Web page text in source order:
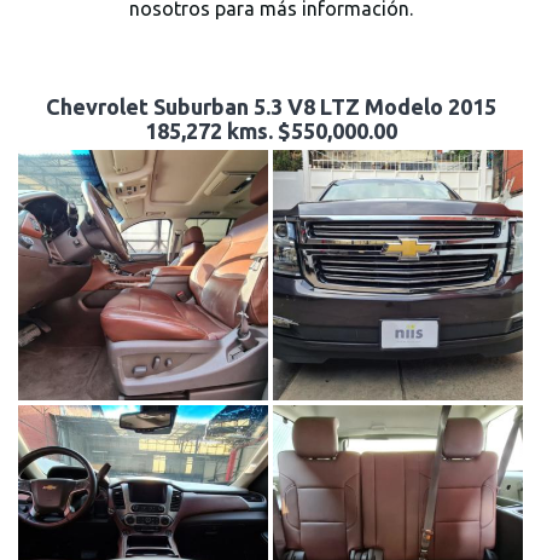
nosotros para más información.
Chevrolet Suburban 5.3 V8 LTZ Modelo 2015
185,272 kms. $550,000.00